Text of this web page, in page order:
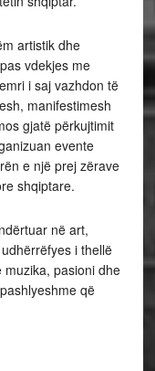
artistik dhe
vdekjes me
i saj vazhdon të
manifestimesh
gjatë përkujtimit
evente
e një prej zërave
shqiptare.
në art,
i thellë
pasioni dhe
që